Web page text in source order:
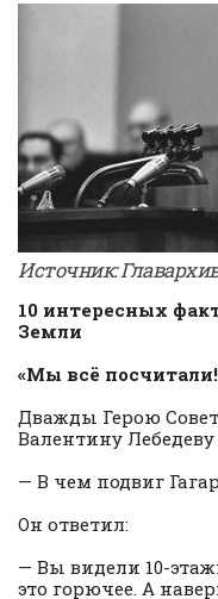
Источник:
10 интересных
Земли
«Мы всё
Дважды Герою
Валентину
— В чем подвиг
Он ответил:
— Вы видели 10-
это горючее. А